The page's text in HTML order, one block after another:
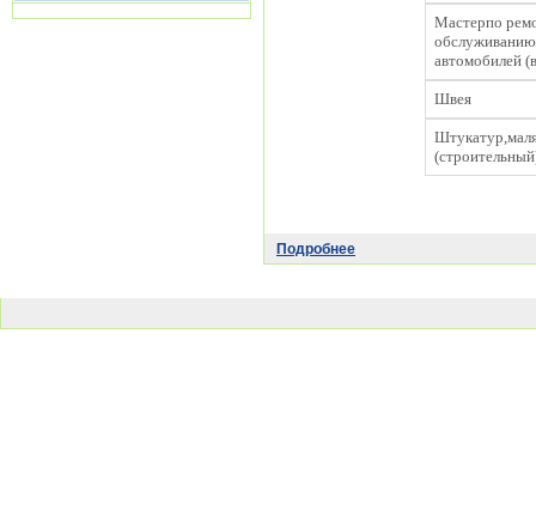
Мастерпо
обслуживанию
автомобилей
Швея
Подробнее